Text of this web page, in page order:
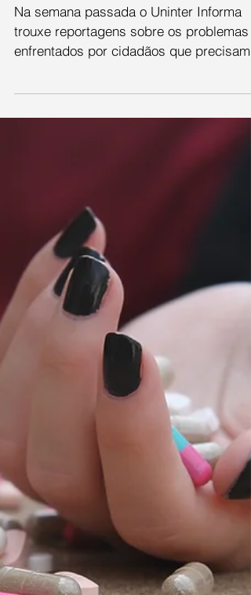
Na semana passada o Uninter Informa
trouxe reportagens sobre os problemas
enfrentados por cidadãos que precisam